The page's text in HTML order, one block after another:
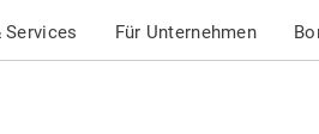
Services Für Unternehmen